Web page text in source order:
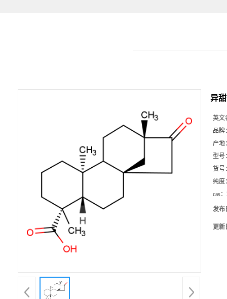
异
英文
品牌
产地
型号
货号
纯度
cas：
发布
更新